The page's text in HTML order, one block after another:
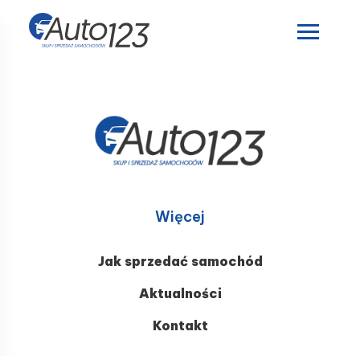
Więcej
Jak sprzedać samochód
Aktualności
Kontakt